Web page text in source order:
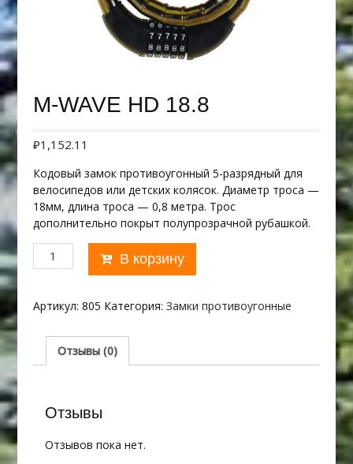
M-WAVE HD 18.8
₽1,152.11
Кодовый замок противоугонный 5-разрядный для
велосипедов или детских колясок. Диаметр троса —
18мм, длина троса — 0,8 метра. Трос
дополнительно покрыт полупрозрачной рубашкой.
Количество
товара
WAVE
HD
18.8
В корзину
Артикул: 805 Категория: Замки противоугонные
Отзывы (0)
Отзывы
Отзывов пока нет.